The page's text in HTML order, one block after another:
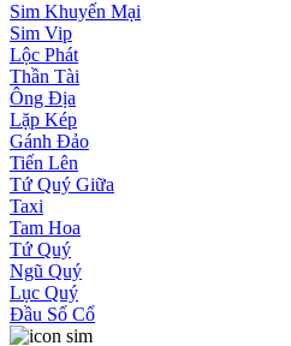
Sim Khuyến Mại
Sim Vip
Lộc Phát
Thần Tài
Ông Địa
Lặp Kép
Gánh Đảo
Tiến Lên
Tứ Quý Giữa
Taxi
Tam Hoa
Tứ Quý
Ngũ Quý
Lục Quý
Đầu Số Cổ